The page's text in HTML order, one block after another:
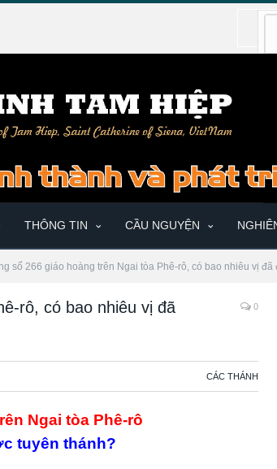
THÔNG TIN CẦU NGUYỆN
số 266 giáo hoàng trên Ngai tòa Phê-rô, có bao nhiêu vị
rô, có bao nhiêu vị đã
0
CÁC THÁNH
Ngai tòa Phê-rô
tuyên thánh?